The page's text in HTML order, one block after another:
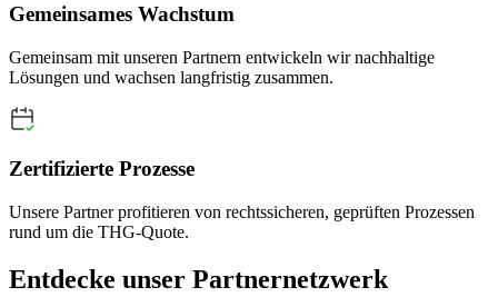
Gemeinsames Wachstum
Gemeinsam mit unseren Partnern entwickeln wir nachhaltige
Lösungen und wachsen langfristig zusammen.
Zertifizierte Prozesse
Unsere Partner profitieren von rechtssicheren, geprüften Prozessen
rund um die THG-Quote.
Entdecke unser Partnernetzwerk